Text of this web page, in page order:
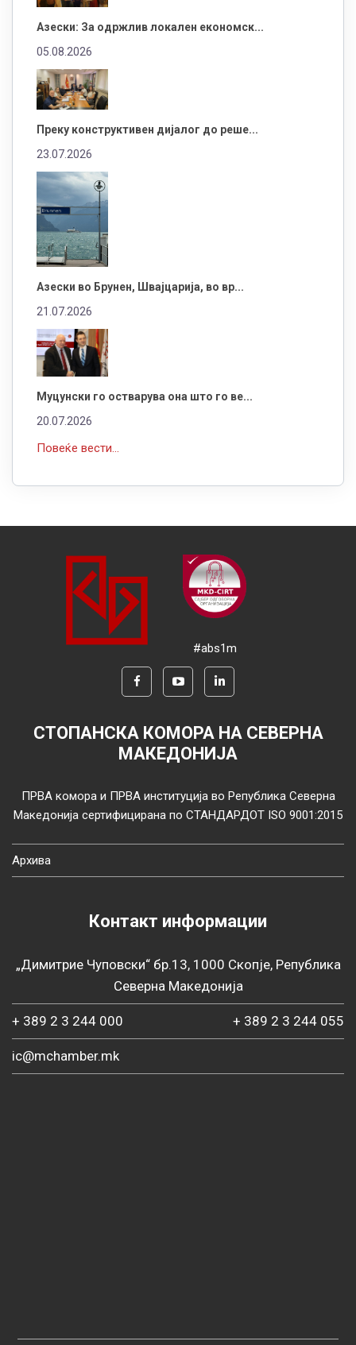
Азески: За одржлив локален економск...
05.08.2026
Преку конструктивен дијалог до реше...
23.07.2026
Азески во Брунен, Швајцарија, во вр...
21.07.2026
Муцунски го остварува она што го ве...
20.07.2026
Повеќе вести...
#abs1m
СТОПАНСКА КОМОРА НА СЕВЕРНА
МАКЕДОНИЈА
ПРВА комора и ПРВА институција во Република Северна
Македонија сертифицирана по СТАНДАРДОТ ISO 9001:2015
Архива
Контакт информации
„Димитрие Чуповски“ бр.13, 1000 Скопје, Република
Северна Македонија
+ 389 2 3 244 000 + 389 2 3 244 055
ic@mchamber.mk